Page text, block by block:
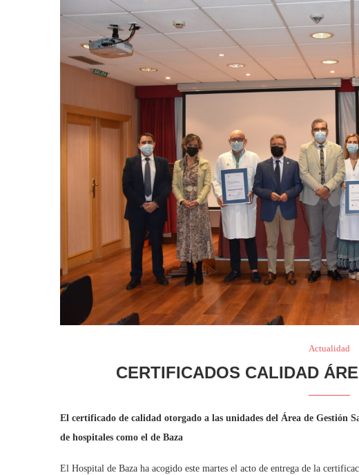
Actualidad
CERTIFICADOS CALIDAD
El certificado de calidad otorgado a las unidades del Área de Gestión
de hospitales como el de Baza
El Hospital de Baza ha acogido este martes el acto de entrega de la